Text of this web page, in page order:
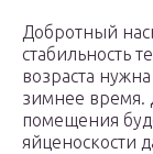
Добротный
стабильность
возраста
зимнее время.
помещения
яйценоскости